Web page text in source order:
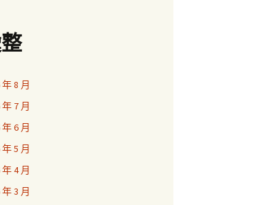
年 8 月
年 7 月
年 6 月
年 5 月
年 4 月
年 3 月